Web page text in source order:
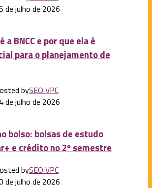
de julho de 2026
a BNCC e por que ela é
para o planejamento de
bySEO VPC
de julho de 2026
bolso: bolsas de estudo
e crédito no 2º semestre
bySEO VPC
de julho de 2026